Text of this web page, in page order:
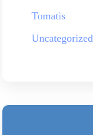
Tomatis
Uncategorized